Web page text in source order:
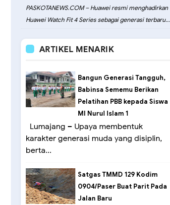
PASKOTANEWS.COM – Huawei resmi menghadirkan
Huawei Watch Fit 4 Series sebagai generasi terbaru...
ARTIKEL MENARIK
Bangun Generasi Tangguh,
Babinsa Sememu Berikan
Pelatihan PBB kepada Siswa
MI Nurul Islam 1
Lumajang – Upaya membentuk
karakter generasi muda yang disiplin,
berta...
Satgas TMMD 129 Kodim
0904/Paser Buat Parit Pada
Jalan Baru